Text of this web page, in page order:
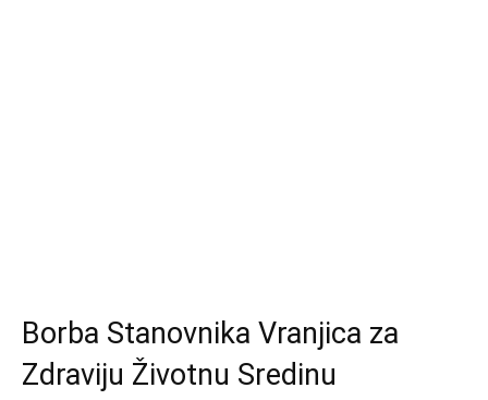
Borba Stanovnika Vranjica za
Zdraviju Životnu Sredinu